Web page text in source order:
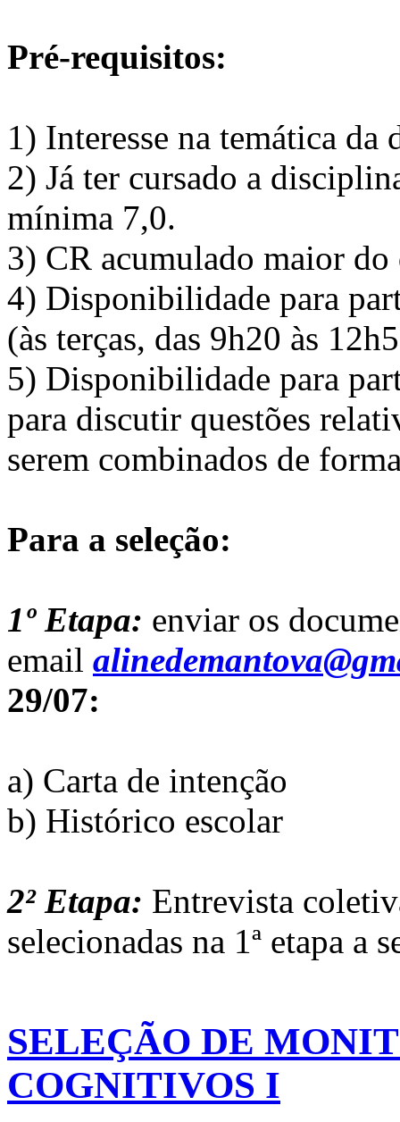
Pré-requisitos:
1) Interesse na temática da
2) Já ter cursado a
mínima 7,0.
3) CR acumulado maior do
4) Disponibilidade para
(às terças, das 9h20 às
5) Disponibilidade para
para discutir questões
serem combinados de
Para a seleção:
1º Etapa: enviar os
email
29/07:
a) Carta de intenção
b) Histórico escolar
2² Etapa: Entrevista
selecionadas na 1ª etapa a
SELEÇÃO DE
COGNITIVOS I